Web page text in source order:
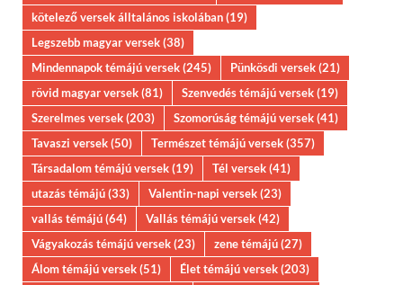
kötelező versek álltalános iskolában(19)
Legszebb magyar versek(38)
Mindennapok témájú versek(245) Pünkösdi versek(21)
rövid magyar versek(81) Szenvedés témájú versek(19)
Szerelmes versek(203) Szomorúság témájú versek(41)
Tavaszi versek(50) Természet témájú versek(357)
Társadalom témájú versek(19) Tél versek(41)
utazás témájú(33) Valentin-napi versek(23)
vallás témájú(64) Vallás témájú versek(42)
Vágyakozás témájú versek(23) zene témájú(27)
Álom témájú versek(51) Élet témájú versek(203)